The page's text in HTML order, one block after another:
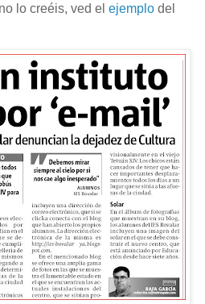
lo creéis, ved el ejemplo del